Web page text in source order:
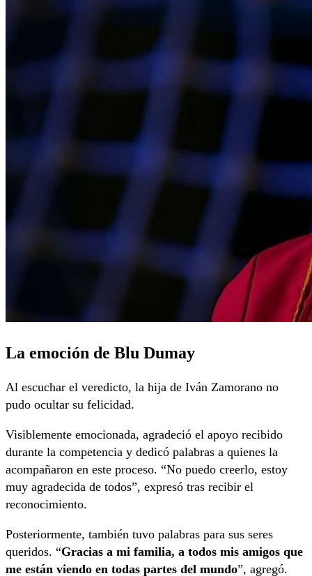
La emoción de Blu Dumay
Al escuchar el veredicto, la hija de Iván Zamorano no
pudo ocultar su felicidad.
Visiblemente emocionada, agradeció el apoyo recibido
durante la competencia y dedicó palabras a quienes la
acompañaron en este proceso. “No puedo creerlo, estoy
muy agradecida de todos”, expresó tras recibir el
reconocimiento.
Posteriormente, también tuvo palabras para sus seres
queridos. “Gracias a mi familia, a todos mis amigos que
me están viendo en todas partes del mundo”, agregó.